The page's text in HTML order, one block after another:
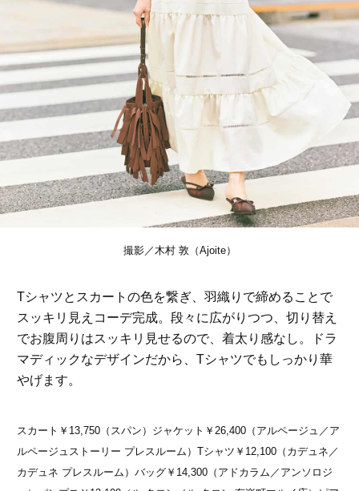
撮影／木村 敦（Ajoite）
Tシャツとスカートの色を繋ぎ、羽織りで締めることで
スッキリ見えコーデ完成。段々に広がりつつ、切り替え
でお腹周りはスッキリ見せるので、着太り感なし。ドラ
マディックなデザインだから、Tシャツでもしっかり華
やげます。
スカート￥13,750（スパン）ジャケット￥26,400（アルページュ／ア
ルページュストーリー プレスルーム）Tシャツ￥12,100（カデュネ／
カデュネ プレスルーム）バッグ￥14,300（アドカラム／アンソロジ